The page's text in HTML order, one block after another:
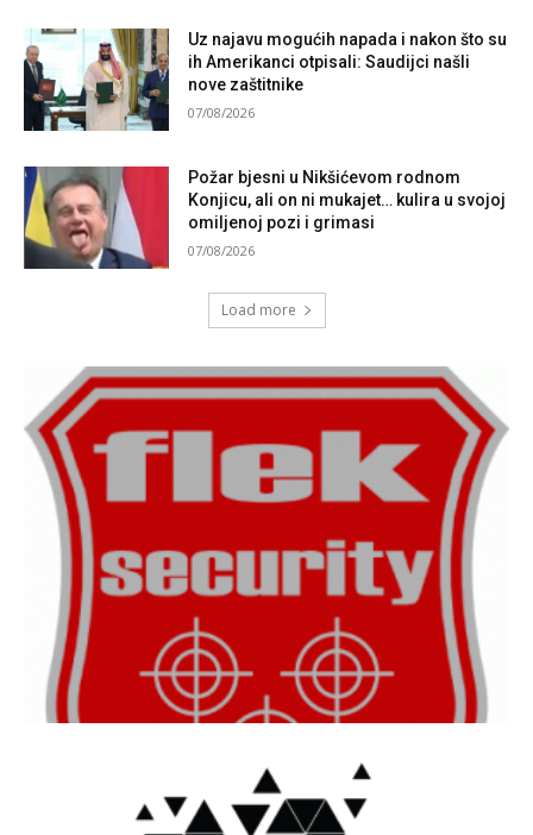
Uz najavu mogućih napada i nakon što su
ih Amerikanci otpisali: Saudijci našli
nove zaštitnike
07/08/2026
Požar bjesni u Nikšićevom rodnom
Konjicu, ali on ni mukajet… kulira u svojoj
omiljenoj pozi i grimasi
07/08/2026
Load more